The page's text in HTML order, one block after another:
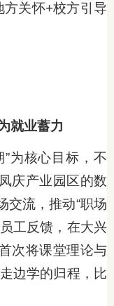
方关怀+校方引导
就业蓄力
为核心目标，不
庆产业园区的数
交流，推动“职场
工反馈，在大兴
次将课堂理论与
边学的归程，比